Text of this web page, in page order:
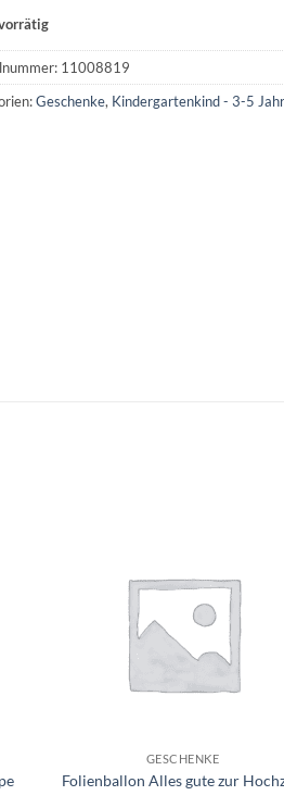
11008819
Geschenke, Kindergartenkind - 3-5
GESCHENKE
Folienballon Alles gute zur